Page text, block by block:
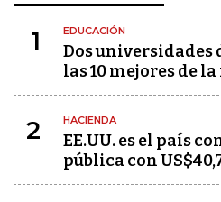
1 EDUCACIÓN
Dos universidades
las 10 mejores de
2 HACIENDA
EE.UU. es el país
pública con